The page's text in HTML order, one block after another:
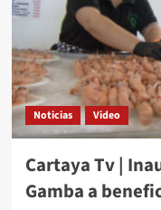
Noticias Video
Cartaya Tv |
Gamba a